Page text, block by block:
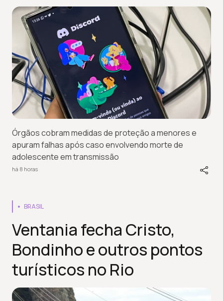
Órgãos cobram medidas de proteção a menores e
apuram falhas após caso envolvendo morte de
adolescente em transmissão
há 8 horas
BRASIL
Ventania fecha Cristo,
Bondinho e outros pontos
turísticos no Rio